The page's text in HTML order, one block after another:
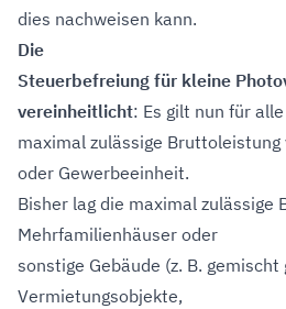
dies nachweisen kann.
Die
Steuerbefreiung für kleine
vereinheitlicht: Es gilt nun für
maximal zulässige Bruttoleistung
oder Gewerbeeinheit.
Bisher lag die maximal zulässige
Mehrfamilienhäuser oder
sonstige Gebäude (z. B.
Vermietungsobjekte,